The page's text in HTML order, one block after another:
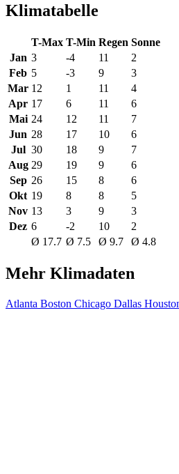
Klimatabelle
T-Max T-Min Regen Sonne
Jan 3 -4 11
2
Feb 5 -3 9
3
Mar 12 1 11
4
Apr 17 6 11
6
Mai 24 12 11
7
Jun 28 17 10
6
Jul 30 18 9
7
Aug 29 19 9
6
Sep 26 15 8
6
Okt 19 8 8
5
Nov 13 3 9
3
Dez 6 -2 10
2
Ø 17.7 Ø 7.5 Ø 9.7 Ø 4.8
Mehr Klimadaten
Atlanta Boston Chicago Dallas